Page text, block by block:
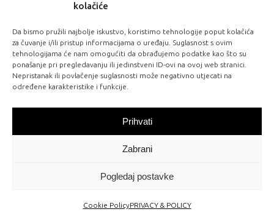
kolačiće
Da bismo pružili najbolje iskustvo, koristimo tehnologije poput kolačića
za čuvanje i/ili pristup informacijama o uređaju. Suglasnost s ovim
tehnologijama će nam omogućiti da obrađujemo podatke kao što su
ponašanje pri pregledavanju ili jedinstveni ID-ovi na ovoj web stranici.
Nepristanak ili povlačenje suglasnosti može negativno utjecati na
određene karakteristike i funkcije.
Prihvati
Zabrani
Pogledaj postavke
Cookie PolicyPRIVACY & POLICY
FOLLOW US:
NEW IN STORES
Check out our latest arrivals!